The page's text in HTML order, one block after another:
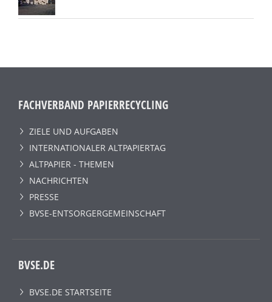
FACHVERBAND PAPIERRECYCLING
ZIELE UND AUFGABEN
INTERNATIONALER ALTPAPIERTAG
ALTPAPIER - THEMEN
NACHRICHTEN
PRESSE
BVSE-ENTSORGERGEMEINSCHAFT
BVSE.DE
BVSE.DE STARTSEITE